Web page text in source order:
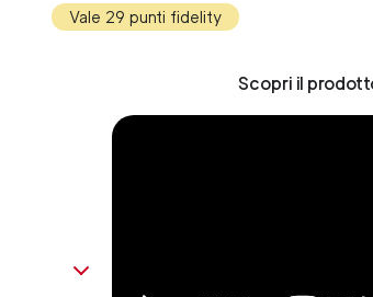
Vale 29 punti fidelity
Scopri il